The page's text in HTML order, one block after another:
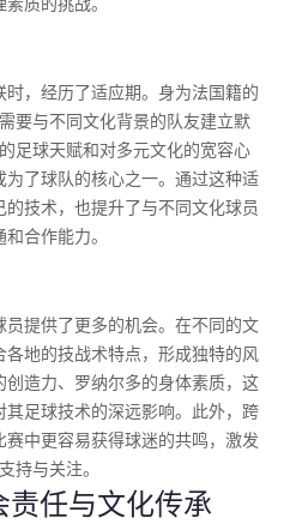
，经历了适应期。身为法国籍的
要与不同文化背景的队友建立默
足球天赋和对多元文化的宽容心
了球队的核心之一。通过这种适
技术，也提升了与不同文化球员
合作能力。
提供了更多的机会。在不同的文
地的技战术特点，形成独特的风
造力、罗纳尔多的身体素质，这
足球技术的深远影响。此外，跨
中更容易获得球迷的共鸣，激发
持与关注。
任与文化传承